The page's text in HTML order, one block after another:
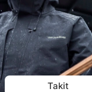
Takit